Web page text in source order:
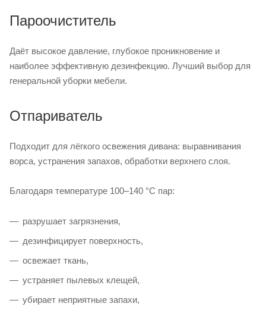
Пароочиститель
Даёт высокое давление, глубокое проникновение и
наиболее эффективную дезинфекцию. Лучший выбор для
генеральной уборки мебели.
Отпариватель
Подходит для лёгкого освежения дивана: выравнивания
ворса, устранения запахов, обработки верхнего слоя.
Благодаря температуре 100–140 °C пар:
разрушает загрязнения,
дезинфицирует поверхность,
освежает ткань,
устраняет пылевых клещей,
убирает неприятные запахи,